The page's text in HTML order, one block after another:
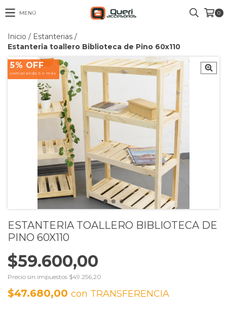
MENÚ 0
Inicio / Estanterias /
Estanteria toallero Biblioteca de Pino 60x110
5% OFF
comprando 5 o más
ESTANTERIA TOALLERO BIBLIOTECA DE
PINO 60X110
$59.600,00
Precio sin impuestos $49.256,20
$47.680,00 con TRANSFERENCIA